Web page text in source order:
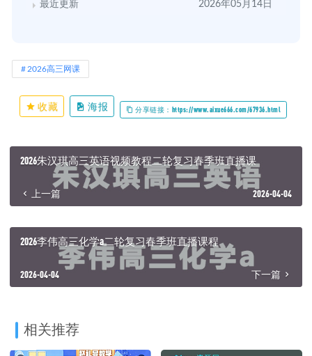
最近更新 2026年05月14日
2026高三网课
收藏 海报 分享链接：https://www.aixue666.com/67936.html
2026朱汉琪高三英语视频教程二轮复习春季班直播课
上一篇 2026-04-04
2026李伟高三化学a二轮复习春季班直播课程
2026-04-04 下一篇
相关推荐